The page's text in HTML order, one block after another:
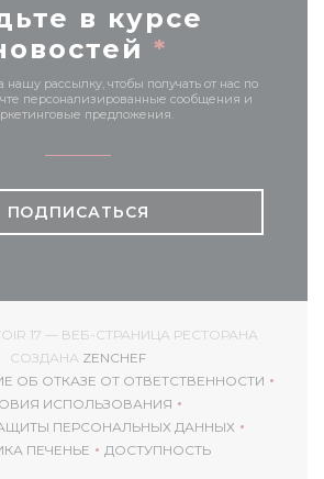
в курсе
*
рассылку, чтобы получать от нас по
персонализированные сообщения и
предложения.
ПОДПИСАТЬСЯ
17 — ВЕБ-СТРАНИЦА РЕСТОРАНА
СОЗДАНА ZENCHEF((ОТКРЫВАЕТСЯ В
ОБ ОТКАЗЕ ОТ ОТВЕТСТВЕННОСТИ
((ОТКРЫВАЕТСЯ В НОВОМ ОКНЕ))
ИСПОЛЬЗОВАНИЯ
((ОТКРЫВАЕТСЯ В НОВОМ ОКНЕ))
ПЕРСОНАЛЬНЫХ ДАННЫХ
((ОТКРЫВАЕТСЯ В НОВОМ ОКНЕ))
ПЕЧЕНЬЕ
((ОТКРЫВАЕТСЯ В НОВОМ ОКНЕ))
ДОСТУПНОСТЬ
((ОТКРЫВАЕТСЯ В